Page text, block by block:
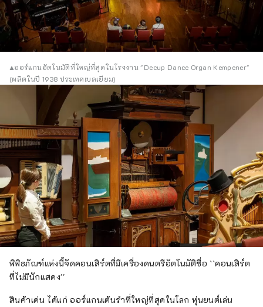
▲ออร์แกนอัตโนมัติที่ใหญ่ที่สุดในโรงงาน "Decup Dance Organ Kempener"
(ผลิตในปี 1938 ประเทศเบลเยียม)
พิพิธภัณฑ์แห่งนี้จัดคอนเสิร์ตที่มีเครื่องดนตรีอัตโนมัติชื่อ ``คอนเสิร์ต
ที่ไม่มีนักแสดง''
สินค้าเด่น ได้แก่ ออร์แกนเต้นรำที่ใหญ่ที่สุดในโลก หุ่นยนต์เล่น